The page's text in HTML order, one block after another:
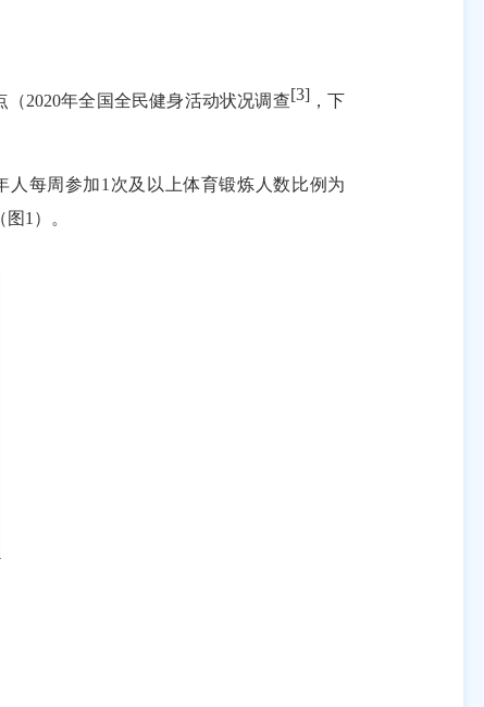
（2020年全国全民健身活动状况调查[3]，下
人每周参加1 次及以上体育锻炼人数比例为
图 1 ）。